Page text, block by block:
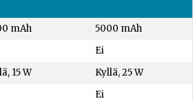
mAh
5000 mAh
Ei
15 W
Kyllä, 25 W
Ei